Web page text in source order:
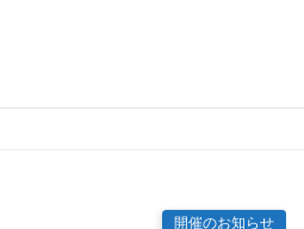
開催のお知らせ